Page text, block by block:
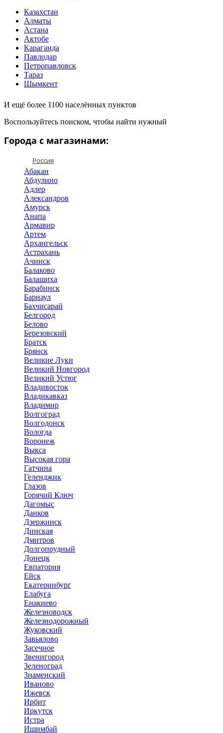
Казахстан
Алматы
Астана
Актобе
Караганда
Павлодар
Петропавловск
Тараз
Шымкент
И ещё более 1100 населённых пунктов
Воспользуйтесь поиском, чтобы найти нужный
Города с магазинами:
Россия
Абакан
Абдулино
Адлер
Александров
Амурск
Анапа
Армавир
Артем
Архангельск
Астрахань
Ачинск
Балаково
Балашиха
Барабинск
Барнаул
Бахчисарай
Белгород
Белово
Березовский
Братск
Брянск
Великие Луки
Великий Новгород
Великий Устюг
Владивосток
Владикавказ
Владимир
Волгоград
Волгодонск
Вологда
Воронеж
Выкса
Высокая гора
Гатчина
Геленджик
Глазов
Горячий Ключ
Дагомыс
Данков
Дзержинск
Динская
Дмитров
Долгопрудный
Донецк
Евпатория
Ейск
Екатеринбург
Елабуга
Енакиево
Железноводск
Железнодорожный
Жуковский
Завьялово
Засечное
Звенигород
Зеленоград
Знаменский
Иваново
Ижевск
Ирбит
Иркутск
Истра
Ишимбай